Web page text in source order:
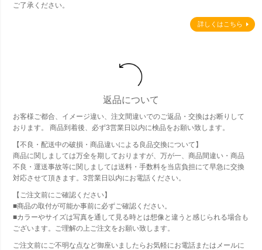
ご了承ください。
詳しくはこちら
返品について
お客様ご都合、イメージ違い、注文間違いでのご返品・交換はお断りして
おります。 商品到着後、必ず3営業日以内に検品をお願い致します。
【不良・配送中の破損・商品違いによる良品交換について】
商品に関しましては万全を期しておりますが、万が一、商品間違い・商品
不良・運送事故等に関しましては送料・手数料を当店負担にて早急に交換
対応させて頂きます。3営業日以内にお電話ください。
【ご注文前にご確認ください】
■商品の取付が可能か事前に必ずご確認ください。
■カラーやサイズは写真を通して見る時とは想像と違うと感じられる場合も
ございます。ご理解の上ご注文をお願い致します。
ご注文前にご不明な点など御座いましたらお気軽にお電話またはメールに